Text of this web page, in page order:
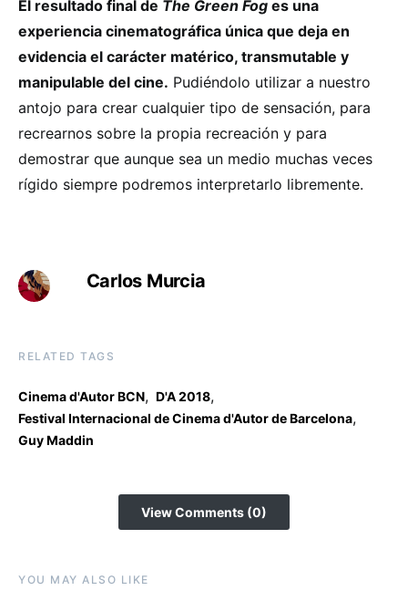
El resultado final de The Green Fog es una
experiencia cinematográfica única que deja en
evidencia el carácter matérico, transmutable y
manipulable del cine. Pudiéndolo utilizar a nuestro
antojo para crear cualquier tipo de sensación, para
recrearnos sobre la propia recreación y para
demostrar que aunque sea un medio muchas veces
rígido siempre podremos interpretarlo libremente.
Carlos Murcia
RELATED TAGS
Cinema d'Autor BCN, D'A 2018,
Festival Internacional de Cinema d'Autor de Barcelona,
Guy Maddin
View Comments (0)
YOU MAY ALSO LIKE